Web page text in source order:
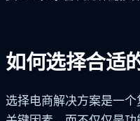
如何选择合适
选择电商解决方案是一